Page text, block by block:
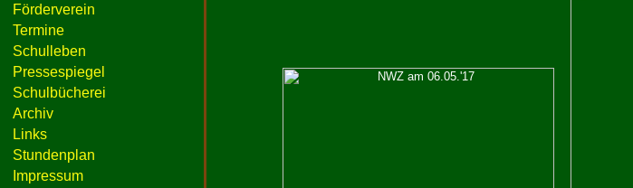
Förderverein
Termine
Schulleben
Pressespiegel
Schulbücherei
Archiv
Links
Stundenplan
Impressum